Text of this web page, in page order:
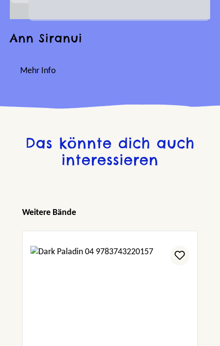
Ann Siranui
Mehr Info
Das könnte dich auch
interessieren
Produktgalerie überspringen
Weitere Bände